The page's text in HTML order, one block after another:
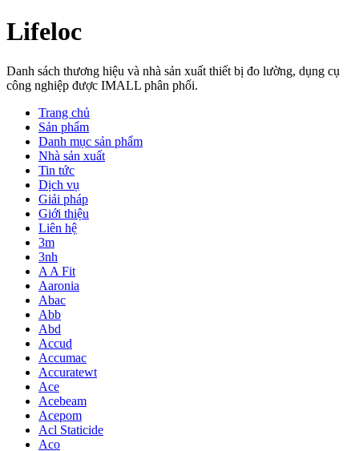
Lifeloc
Danh sách thương hiệu và nhà sản xuất thiết bị đo lường, dụng cụ
công nghiệp được IMALL phân phối.
Trang chủ
Sản phẩm
Danh mục sản phẩm
Nhà sản xuất
Tin tức
Dịch vụ
Giải pháp
Giới thiệu
Liên hệ
3m
3nh
A A Fit
Aaronia
Abac
Abb
Abd
Accud
Accumac
Accuratewt
Ace
Acebeam
Acepom
Acl Staticide
Aco